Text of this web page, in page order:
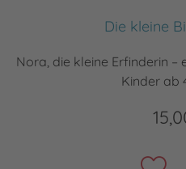
Die kleine
Nora, die kleine Erfinderin
Kinder ab